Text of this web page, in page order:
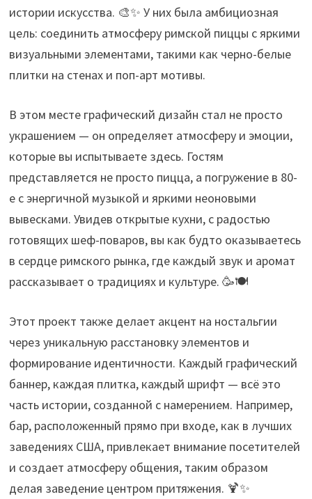
истории искусства. 🎨✨ У них была амбициозная
цель: соединить атмосферу римской пиццы с яркими
визуальными элементами, такими как черно-белые
плитки на стенах и поп-арт мотивы.
В этом месте графический дизайн стал не просто
украшением — он определяет атмосферу и эмоции,
которые вы испытываете здесь. Гостям
представляется не просто пицца, а погружение в 80-
е с энергичной музыкой и яркими неоновыми
вывесками. Увидев открытые кухни, с радостью
готовящих шеф-поваров, вы как будто оказываетесь
в сердце римского рынка, где каждый звук и аромат
рассказывает о традициях и культуре. 🥳🍽️
Этот проект также делает акцент на ностальгии
через уникальную расстановку элементов и
формирование идентичности. Каждый графический
баннер, каждая плитка, каждый шрифт — всё это
часть истории, созданной с намерением. Например,
бар, расположенный прямо при входе, как в лучших
заведениях США, привлекает внимание посетителей
и создает атмосферу общения, таким образом
делая заведение центром притяжения. 🍹✨